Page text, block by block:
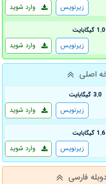
وارد شوید زیرنویس
1.0 گیگابایت
وارد شوید زیرنویس
اصلی
3.0 گیگابایت
وارد شوید زیرنویس
1.6 گیگابایت
وارد شوید زیرنویس
فارسی